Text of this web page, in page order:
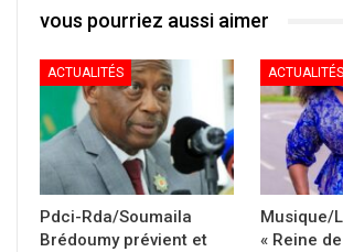
vous pourriez aussi aimer
ACTUALITÉS
Pdci-Rda/Soumaila
Brédoumy prévient et
ACTUALITÉS
Musique/
« Reine